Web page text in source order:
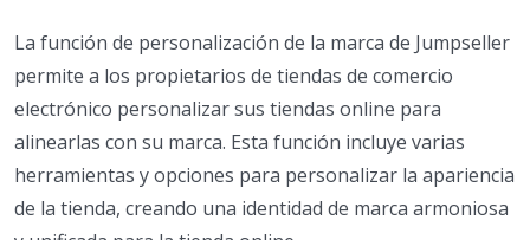
La función de personalización de la marca de Jumpseller
permite a los propietarios de tiendas de comercio
electrónico personalizar sus tiendas online para
alinearlas con su marca. Esta función incluye varias
herramientas y opciones para personalizar la apariencia
de la tienda, creando una identidad de marca armoniosa